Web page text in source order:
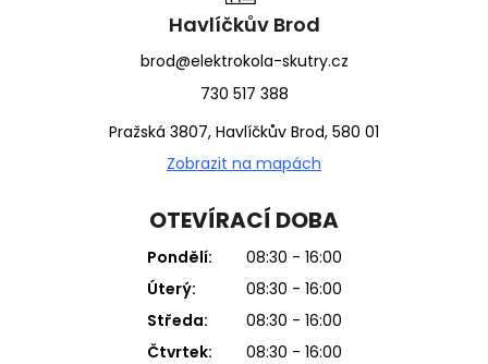
Havlíčkův Brod
brod@elektrokola-skutry.cz
730 517 388
Pražská 3807, Havlíčkův Brod, 580 01
Zobrazit na mapách
OTEVÍRACÍ DOBA
Pondělí:
08:30 - 16:00
Úterý:
08:30 - 16:00
Středa:
08:30 - 16:00
Čtvrtek:
08:30 - 16:00